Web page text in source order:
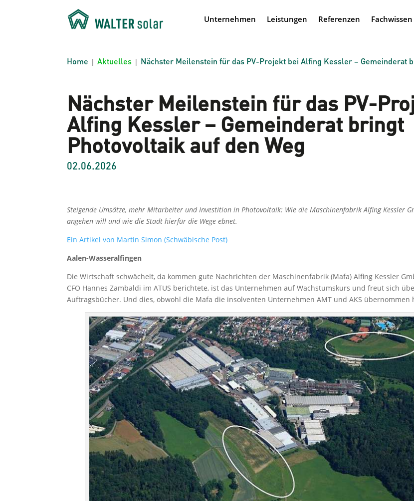
Unternehmen Leistungen Referenzen Fachwissen
Home | Aktuelles | Nächster Meilenstein für das PV-Projekt bei Alfing Kessler – Gemeinderat
Nächster Meilenstein für das PV-
Alfing Kessler – Gemeinderat bringt
Photovoltaik auf den Weg
02.06.2026
Steigende Umsätze, mehr Mitarbeiter und Investition in Photovoltaik: Wie die Maschinenfabrik Alfing Kessler
angehen will und wie die Stadt hierfür die Wege ebnet.
Ein Artikel von Martin Simon (Schwäbische Post)
Aalen-Wasseralfingen
Die Wirtschaft schwächelt, da kommen gute Nachrichten der Maschinenfabrik (Mafa) Alfing Kessler
CFO Hannes Zambaldi im ATUS berichtete, ist das Unternehmen auf Wachstumskurs und freut sich
Auftragsbücher. Und dies, obwohl die Mafa die insolventen Unternehmen AMT und AKS übernommen